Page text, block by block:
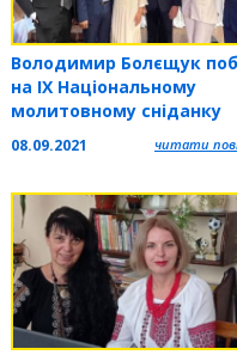
Володимир Болєщук
на ІХ Національному
молитовному сніданку
України
08.09.2021 читати